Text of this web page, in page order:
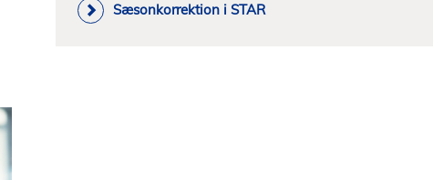
Sæsonkorrektion i STAR